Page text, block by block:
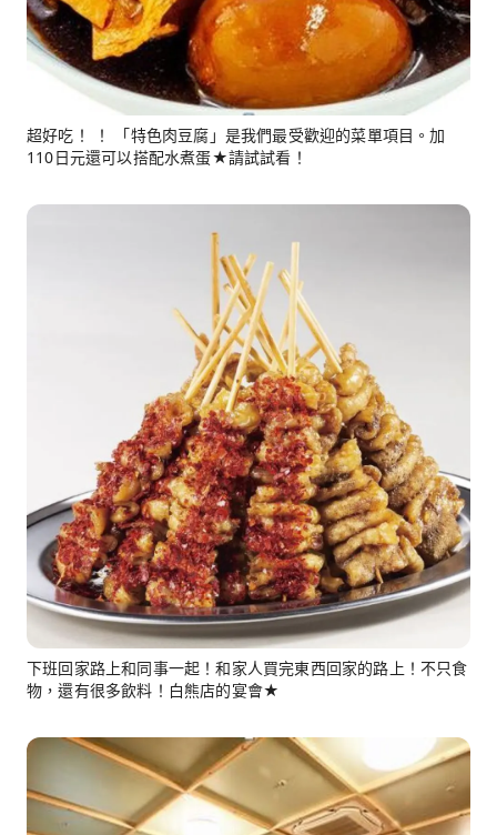
超好吃！ ！ 「特色肉豆腐」是我們最受歡迎的菜單項目。加
110日元還可以搭配水煮蛋★請試試看！
下班回家路上和同事一起！和家人買完東西回家的路上！不只食
物，還有很多飲料！白熊店的宴會★